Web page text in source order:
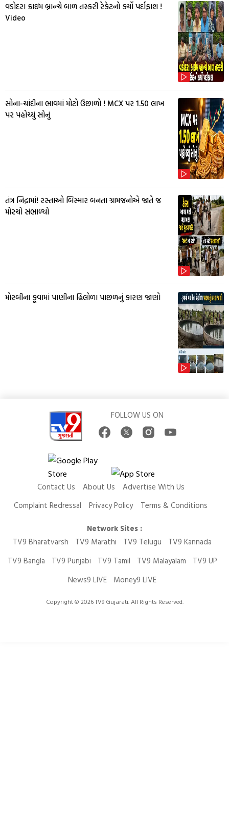
વડોદરા ક્રાઇમ બ્રાન્ચે બાળ તસ્કરી રેકેટનો કર્યો પર્દાફાશ !
Video
સોના-ચાંદીના ભાવમાં મોટો ઉછાળો ! MCX પર ₹1.50 લાખ
પર પહોચ્યું સોનું
તંત્ર નિદ્રામાં! રસ્તાઓ બિસ્માર બનતા ગ્રામજનોએ જાતે જ
મોરચો સંભાળ્યો
મોરબીના કૂવામાં પાણીના હિલોળા પાછળનું કારણ જાણો
FOLLOW US ON
Contact Us About Us
Advertise With Us
Complaint Redressal
Privacy Policy
Terms & Conditions
Network Sites :
TV9 Bharatvarsh
TV9 Marathi TV9 Telugu
TV9 Kannada
TV9 Bangla
TV9 Punjabi TV9 Tamil TV9 Malayalam
TV9 UP
News9 LIVE
Money9 LIVE
Copyright © 2026 TV9 Gujarati. All Rights Reserved.